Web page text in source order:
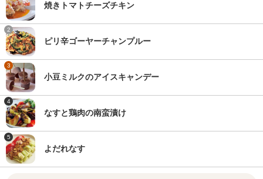
焼きトマトチーズチキン
2
ピリ辛ゴーヤーチャンプルー
3
小豆ミルクのアイスキャンデー
4
なすと鶏肉の南蛮漬け
5
よだれなす